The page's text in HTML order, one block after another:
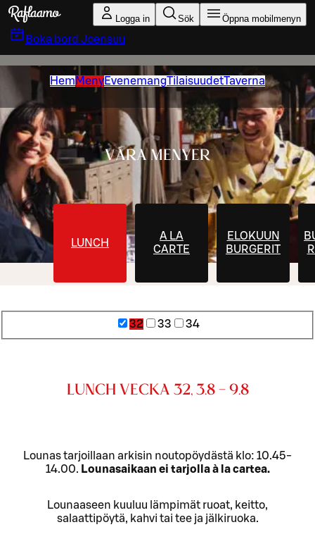
Gå till huvudinnehållet
Logga in Sök Öppna mobilmenyn
Boka bord Joensuu
Hem MenyEvenemangTilaisuudetTaverna
VÅRA MENYER
LUNCH
A LA
CARTE
ELOKUUN
BURGERIT
32 33 34
LUNCH VECKA 32, 3.8 - 9.8
Lounas tarjoillaan arkisin noutopöydästä klo: 10.45-
14.00. Lounasaikaan ei tarjolla à la cartea.
Lounaaseen kuuluu lämpimät ruoat, keitto,
salaattipöytä, kahvi tai tee ja jälkiruoka.